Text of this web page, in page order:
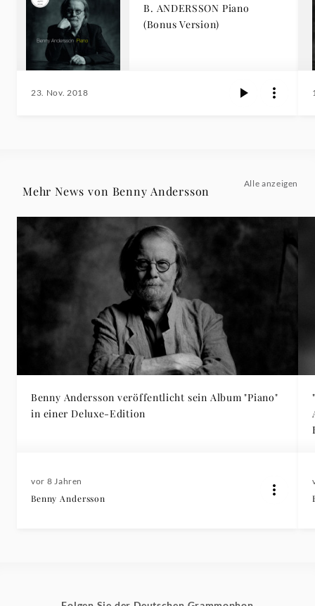
B. ANDERSSON Piano
(Bonus Version)
23. Nov. 2018
Mehr News von Benny Andersson
Alle anzeigen
Benny Andersson veröffentlicht sein Album "Piano"
in einer Deluxe-Edition
vor 8 Jahren
Benny Andersson